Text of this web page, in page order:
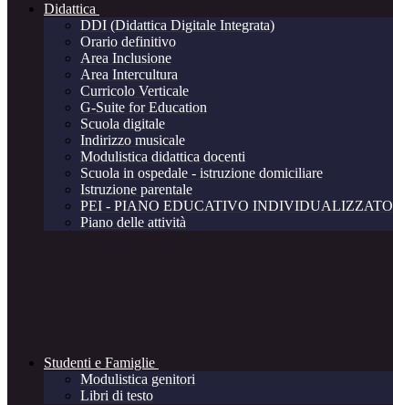
Didattica
DDI (Didattica Digitale Integrata)
Orario definitivo
Area Inclusione
Area Intercultura
Curricolo Verticale
G-Suite for Education
Scuola digitale
Indirizzo musicale
Modulistica didattica docenti
Scuola in ospedale - istruzione domiciliare
Istruzione parentale
PEI - PIANO EDUCATIVO INDIVIDUALIZZATO
Piano delle attività
Studenti e Famiglie
Modulistica genitori
Libri di testo